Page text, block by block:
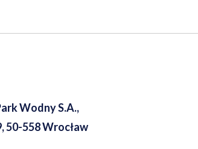
Wodny S.A.,
50-558 Wrocław